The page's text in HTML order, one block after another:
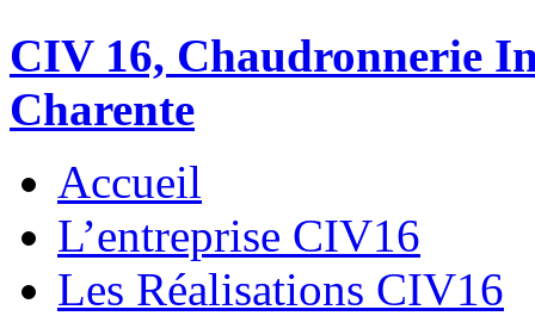
CIV 16, Chaudronnerie
Charente
Accueil
L’entreprise CIV16
Les Réalisations CIV16